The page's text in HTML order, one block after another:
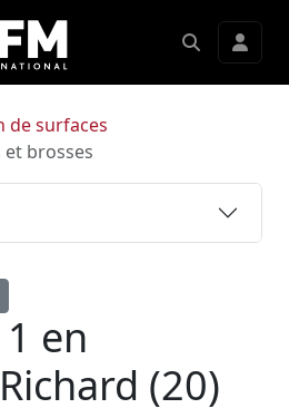
de surfaces
brosses
en
(20)